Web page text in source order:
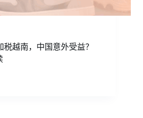
越南，中国意外受益？